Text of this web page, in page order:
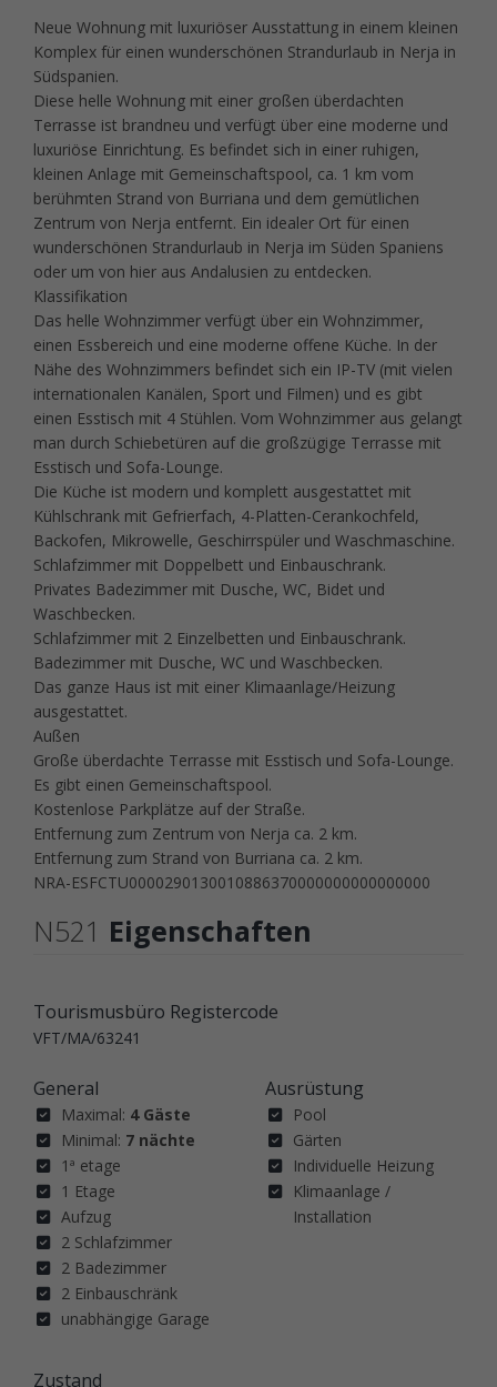
Neue Wohnung mit luxuriöser Ausstattung in einem kleinen
Komplex für einen wunderschönen Strandurlaub in Nerja in
Südspanien.
Diese helle Wohnung mit einer großen überdachten
Terrasse ist brandneu und verfügt über eine moderne und
luxuriöse Einrichtung. Es befindet sich in einer ruhigen,
kleinen Anlage mit Gemeinschaftspool, ca. 1 km vom
berühmten Strand von Burriana und dem gemütlichen
Zentrum von Nerja entfernt. Ein idealer Ort für einen
wunderschönen Strandurlaub in Nerja im Süden Spaniens
oder um von hier aus Andalusien zu entdecken.
Klassifikation
Das helle Wohnzimmer verfügt über ein Wohnzimmer,
einen Essbereich und eine moderne offene Küche. In der
Nähe des Wohnzimmers befindet sich ein IP-TV (mit vielen
internationalen Kanälen, Sport und Filmen) und es gibt
einen Esstisch mit 4 Stühlen. Vom Wohnzimmer aus gelangt
man durch Schiebetüren auf die großzügige Terrasse mit
Esstisch und Sofa-Lounge.
Die Küche ist modern und komplett ausgestattet mit
Kühlschrank mit Gefrierfach, 4-Platten-Cerankochfeld,
Backofen, Mikrowelle, Geschirrspüler und Waschmaschine.
Schlafzimmer mit Doppelbett und Einbauschrank.
Privates Badezimmer mit Dusche, WC, Bidet und
Waschbecken.
Schlafzimmer mit 2 Einzelbetten und Einbauschrank.
Badezimmer mit Dusche, WC und Waschbecken.
Das ganze Haus ist mit einer Klimaanlage/Heizung
ausgestattet.
Außen
Große überdachte Terrasse mit Esstisch und Sofa-Lounge.
Es gibt einen Gemeinschaftspool.
Kostenlose Parkplätze auf der Straße.
Entfernung zum Zentrum von Nerja ca. 2 km.
Entfernung zum Strand von Burriana ca. 2 km.
NRA-ESFCTU0000290130010886370000000000000000
N521 Eigenschaften
Tourismusbüro Registercode
VFT/MA/63241
General
Maximal: 4 Gäste
Minimal: 7 nächte
1ª etage
1 Etage
Aufzug
2 Schlafzimmer
2 Badezimmer
2 Einbauschränk
unabhängige Garage
Zustand
Ausrüstung
Pool
Gärten
Individuelle Heizung
Klimaanlage /
Installation